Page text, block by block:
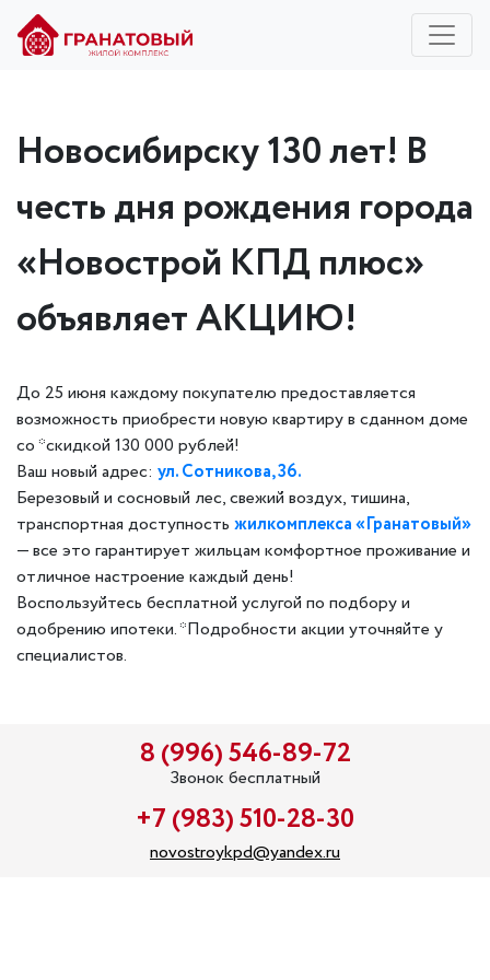
Новосибирску 130 лет! В
честь дня рождения города
«Новострой КПД плюс»
объявляет АКЦИЮ!
До 25 июня каждому покупателю предоставляется
возможность приобрести новую квартиру в сданном доме
со *скидкой 130 000 рублей!
Ваш новый адрес: ул. Сотникова, 36.
Березовый и сосновый лес, свежий воздух, тишина,
транспортная доступность жилкомплекса «Гранатовый»
— все это гарантирует жильцам комфортное проживание и
отличное настроение каждый день!
Воспользуйтесь бесплатной услугой по подбору и
одобрению ипотеки. *Подробности акции уточняйте у
специалистов.
8 (996) 546-89-72
Звонок бесплатный
+7 (983) 510-28-30
novostroykpd@yandex.ru